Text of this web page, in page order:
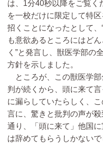
は、1分40秒以降をご覧く
を一校だけに限定して特
招くことになったとして
も意欲あるところにはど
く”と発言し、獣医学部の
方針を示しました。
ところが、この獣医学部
判が続くから、頭に来て
に漏らしていたらしく、
言に、驚きと批判の声が
通り、「頭に来て」他国
は辞めてもらうしかないで